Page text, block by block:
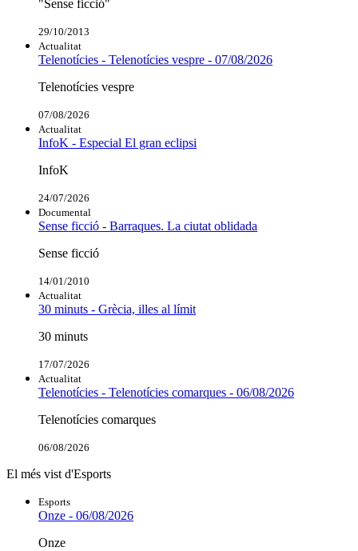
"Sense ficció"
29/10/2013
Actualitat
Telenotícies - Telenotícies vespre - 07/08/2026
Telenotícies vespre
07/08/2026
Actualitat
InfoK - Especial El gran eclipsi
InfoK
24/07/2026
Documental
Sense ficció - Barraques. La ciutat oblidada
Sense ficció
14/01/2010
Actualitat
30 minuts - Grècia, illes al límit
30 minuts
17/07/2026
Actualitat
Telenotícies - Telenotícies comarques - 06/08/2026
Telenotícies comarques
06/08/2026
El més vist d'Esports
Esports
Onze - 06/08/2026
Onze